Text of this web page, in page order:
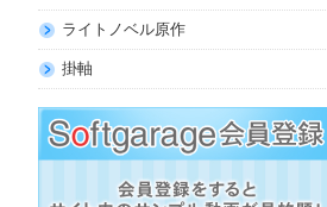
ライトノベル原作
掛軸